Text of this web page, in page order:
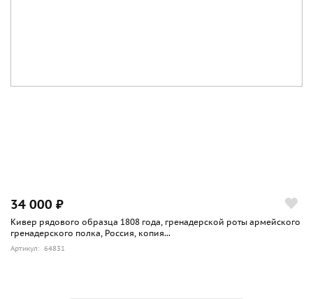
34 000 ₽
Кивер рядового образца 1808 года, гренадерской роты армейского
гренадерского полка, Россия, копия...
Артикул: 64831